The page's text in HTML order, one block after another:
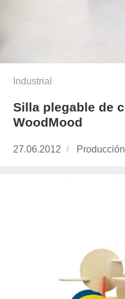
Industrial
Silla plegable de
WoodMood
Publicado
27.06.2012 https://
Producción